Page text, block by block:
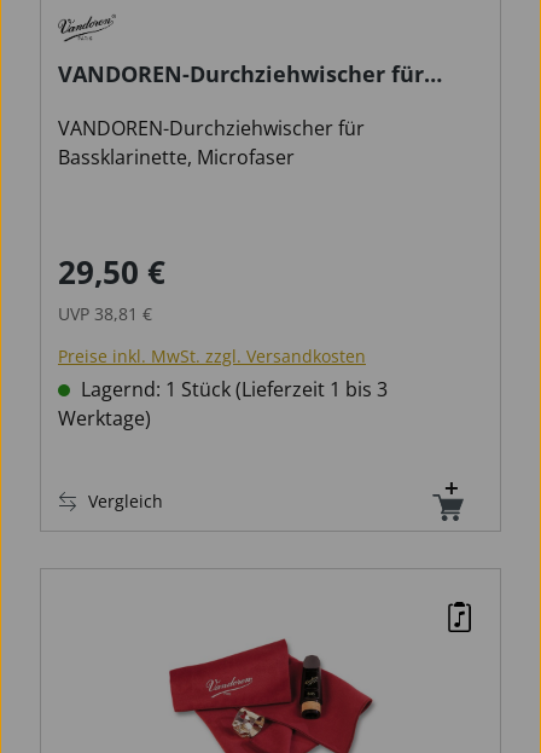
VANDOREN-Durchziehwischer für
VANDOREN-Durchziehwischer für
Bassklarinette, Microfaser
Verkaufspreis:
29,50 €
UVP 38,81 €
Preise inkl. MwSt. zzgl. Versandkosten
Lagernd: 1 Stück (Lieferzeit 1 bis 3
Werktage)
Vergleich